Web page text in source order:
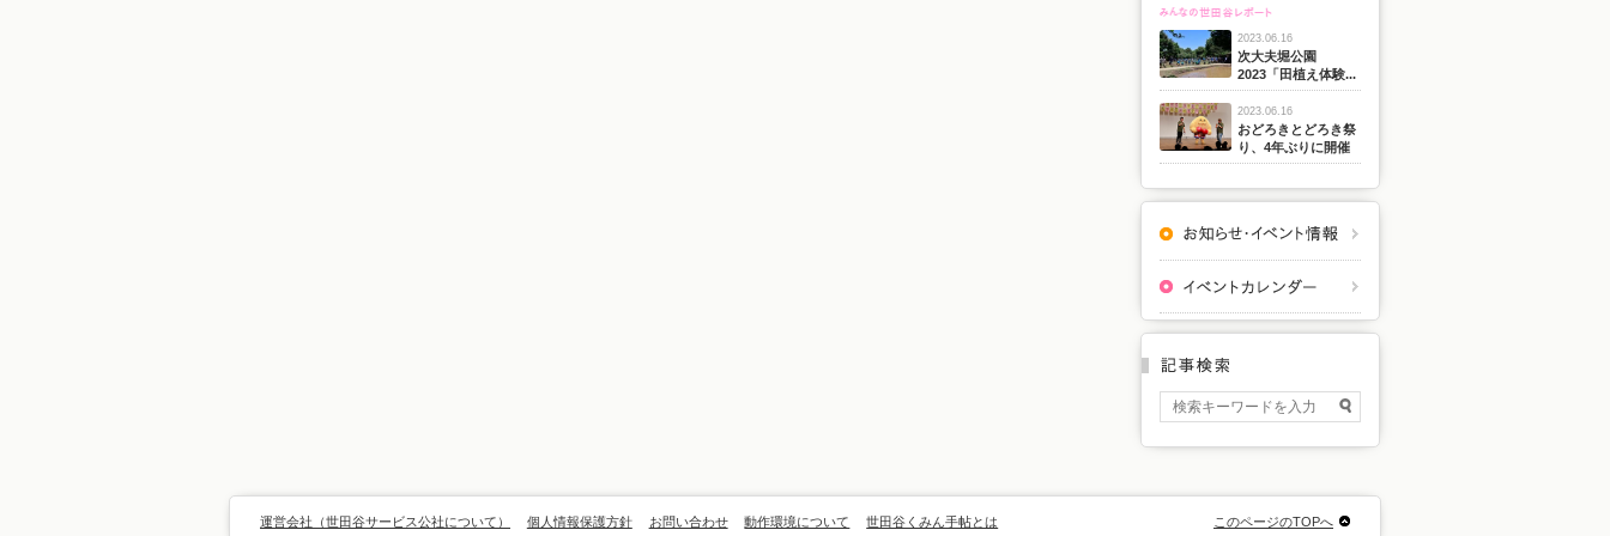
2023.06.16
次大夫堀公園
2023「田植え体験...
2023.06.16
おどろきとどろき祭
り、4年ぶりに開催
運営会社（世田谷サービス公社について） 個人情報保護方針 お問い合わせ 動作環境について 世田谷くみん手帖とは このページのTOPへ